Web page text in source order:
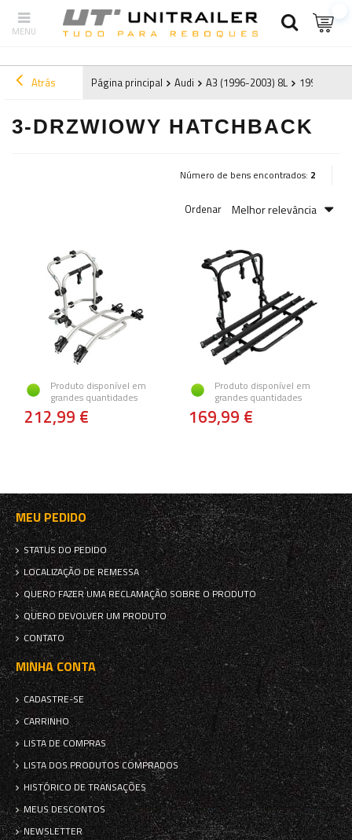
Atrás Página principal Audi A3 (1996-2003) 8L 1996
3-DRZWIOWY HATCHBACK
Número de bens encontrados: 2
Ordenar Melhor relevância
Produto disponível em
grandes quantidades
212,99 €
Produto disponível em
grandes quantidades
169,99 €
MEU PEDIDO
STATUS DO PEDIDO
LOCALIZAÇÃO DE REMESSA
QUERO FAZER UMA RECLAMAÇÃO SOBRE O PRODUTO
QUERO DEVOLVER UM PRODUTO
CONTATO
MINHA CONTA
CADASTRE-SE
CARRINHO
LISTA DE COMPRAS
LISTA DOS PRODUTOS COMPRADOS
HISTÓRICO DE TRANSAÇÕES
MEUS DESCONTOS
NEWSLETTER